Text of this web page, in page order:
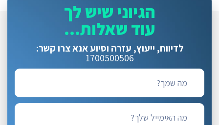
הגיוני שיש לך
עוד שאלות...
לדיווח, ייעוץ, עזרה וסיועאנא צרו קשר:
1700500506